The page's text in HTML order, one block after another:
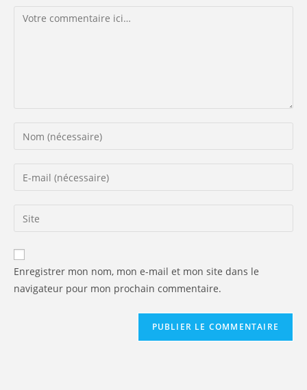
Comment
Enter
Enter
address
comment
Saisir
de
votre
(facultatif)
Enregistrer mon nom, mon e-mail et mon site dans le
navigateur pour mon prochain commentaire.